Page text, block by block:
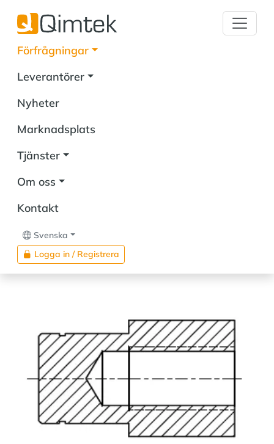
Förfrågningar
Leverantörer
Nyheter
Marknadsplats
Tjänster
Om oss
Kontakt
Svenska
Logga in / Registrera